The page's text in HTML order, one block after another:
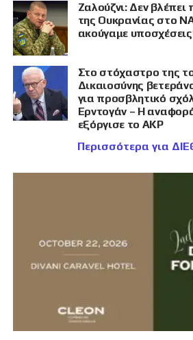
Ζαλούζνι: Δεν
της Ουκρανίας στο
ακούγαμε
Στο στόχαστρο της
Δικαιοσύνης
για προσβλητικό
Ερντογάν – Η
εξόργισε το AKP
Περισσότερα για